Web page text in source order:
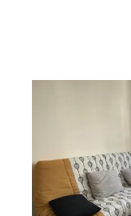
450
par mois